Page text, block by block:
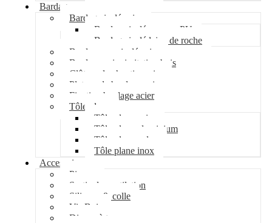
Bardage
Bardage isolé acier
Bardage isolé mousse PU
Bardage isolé laine de roche
Bardage non isolé acier
Bardage acier imitation bois
Clôture de chantier acier
Plateau de bardage acier
Fixation bardage acier
Tôle plane
Tôle plane acier
Tôle plane aluminium
Tôle plane galva
Tôle plane inox
Accessoires
Pipeco
Sortie de ventilation
Silicone & colle
Vis Bois
Disque à tronçonner